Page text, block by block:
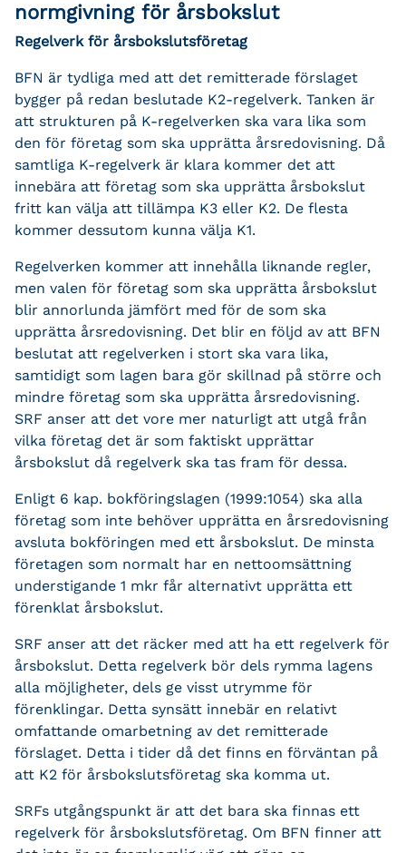
normgivning för årsbokslut
Regelverk för årsbokslutsföretag
BFN är tydliga med att det remitterade förslaget
bygger på redan beslutade K2-regelverk. Tanken är
att strukturen på K-regelverken ska vara lika som
den för företag som ska upprätta årsredovisning. Då
samtliga K-regelverk är klara kommer det att
innebära att företag som ska upprätta årsbokslut
fritt kan välja att tillämpa K3 eller K2. De flesta
kommer dessutom kunna välja K1.
Regelverken kommer att innehålla liknande regler,
men valen för företag som ska upprätta årsbokslut
blir annorlunda jämfört med för de som ska
upprätta årsredovisning. Det blir en följd av att BFN
beslutat att regelverken i stort ska vara lika,
samtidigt som lagen bara gör skillnad på större och
mindre företag som ska upprätta årsredovisning.
SRF anser att det vore mer naturligt att utgå från
vilka företag det är som faktiskt upprättar
årsbokslut då regelverk ska tas fram för dessa.
Enligt 6 kap. bokföringslagen (1999:1054) ska alla
företag som inte behöver upprätta en årsredovisning
avsluta bokföringen med ett årsbokslut. De minsta
företagen som normalt har en nettoomsättning
understigande 1 mkr får alternativt upprätta ett
förenklat årsbokslut.
SRF anser att det räcker med att ha ett regelverk för
årsbokslut. Detta regelverk bör dels rymma lagens
alla möjligheter, dels ge visst utrymme för
förenklingar. Detta synsätt innebär en relativt
omfattande omarbetning av det remitterade
förslaget. Detta i tider då det finns en förväntan på
att K2 för årsbokslutsföretag ska komma ut.
SRFs utgångspunkt är att det bara ska finnas ett
regelverk för årsbokslutsföretag. Om BFN finner att